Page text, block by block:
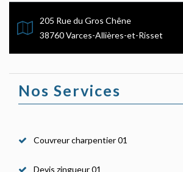
205 Rue du Gros Chêne
38760 Varces-Allières-et-Risset
Nos Services
Couvreur charpentier 01
Devis zingueur 01